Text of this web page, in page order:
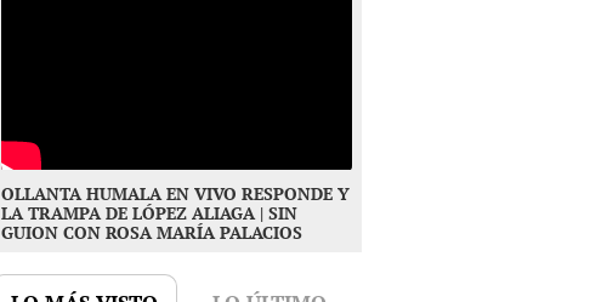
OLLANTA HUMALA EN VIVO RESPONDE Y
LA TRAMPA DE LÓPEZ ALIAGA | SIN
GUION CON ROSA MARÍA PALACIOS